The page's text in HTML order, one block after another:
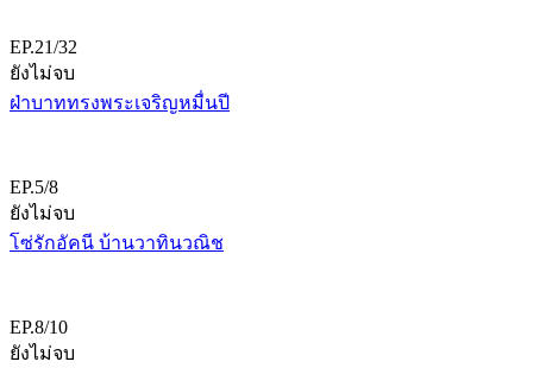
EP.21/32
ยังไม่จบ
ฝ่าบาททรงพระเจริญหมื่นปี
EP.5/8
ยังไม่จบ
โซ่รักอัคนี บ้านวาทินวณิช
EP.8/10
ยังไม่จบ